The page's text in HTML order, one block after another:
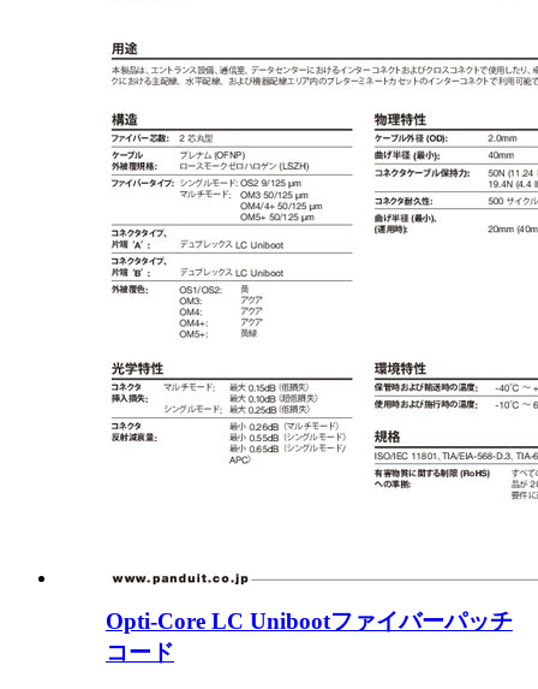
Opti-Core LC Unibootファイバーパッチ
コード